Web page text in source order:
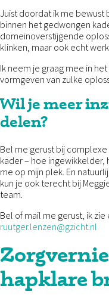
Juist doordat ik me
binnen het gedwongen
domeinoverstijgende
klinken, maar ook echt
Ik neem je graag mee in
vormgeven van zulke
Wil je meer
delen?
Bel me gerust bij
kader – hoe ingewikkelder,
me op mijn plek. En
kun je ook terecht bij
team.
Bel of mail me gerust, ik
ruutger.lenzen@gzicht.nl
hapklare